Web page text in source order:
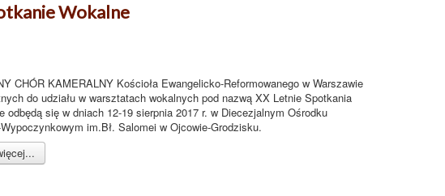
Wokalne
CHÓR KAMERALNY Kościoła Ewangelicko-Reformowanego w Warszawie
do udziału w warsztatach wokalnych pod nazwą XX Letnie Spotkania
odbędą się w dniach 12-19 sierpnia 2017 r. w Diecezjalnym Ośrodku
im.Bł. Salomei w Ojcowie-Grodzisku.